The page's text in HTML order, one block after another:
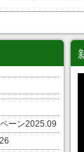
ーン2025.09